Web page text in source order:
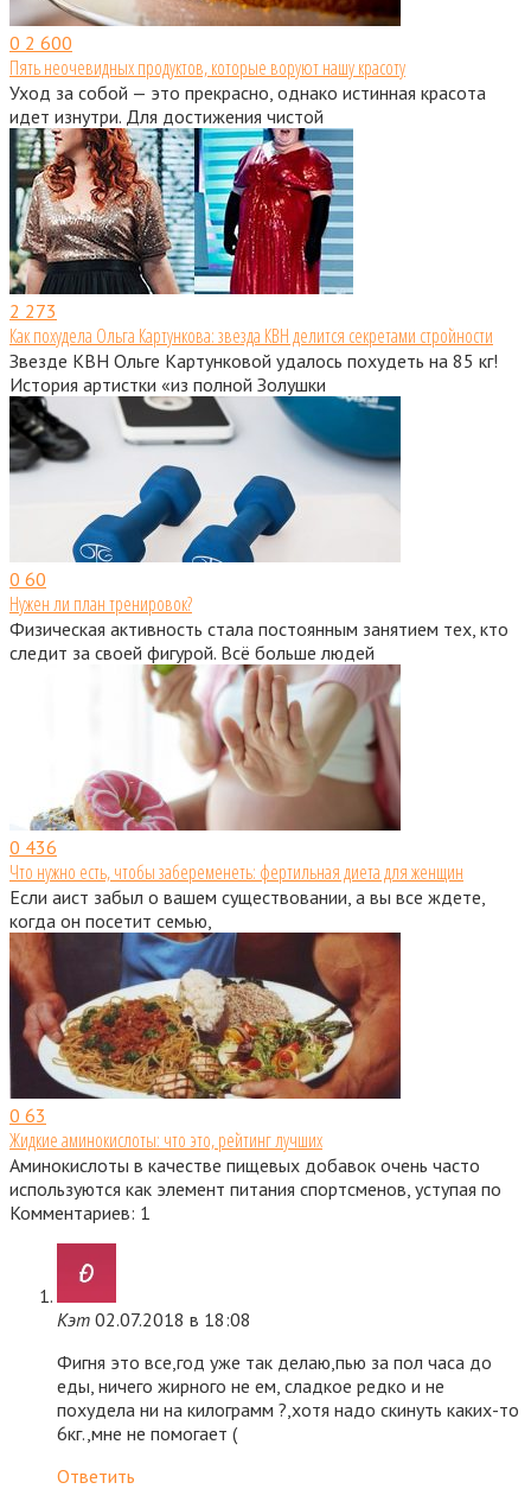
0 2 600
Пять неочевидных продуктов, которые воруют нашу красоту
Уход за собой — это прекрасно, однако истинная красота
идет изнутри. Для достижения чистой
2 273
Как похудела Ольга Картункова: звезда КВН делится секретами стройности
Звезде КВН Ольге Картунковой удалось похудеть на 85 кг!
История артистки «из полной Золушки
0 60
Нужен ли план тренировок?
Физическая активность стала постоянным занятием тех, кто
следит за своей фигурой. Всё больше людей
0 436
Что нужно есть, чтобы забеременеть: фертильная диета для женщин
Если аист забыл о вашем существовании, а вы все ждете,
когда он посетит семью,
0 63
Жидкие аминокислоты: что это, рейтинг лучших
Аминокислоты в качестве пищевых добавок очень часто
используются как элемент питания спортсменов, уступая по
Комментариев: 1
Кэт 02.07.2018 в 18:08
Фигня это все,год уже так делаю,пью за пол часа до
еды, ничего жирного не ем, сладкое редко и не
похудела ни на килограмм ?,хотя надо скинуть каких-то
6кг.,мне не помогает (
Ответить